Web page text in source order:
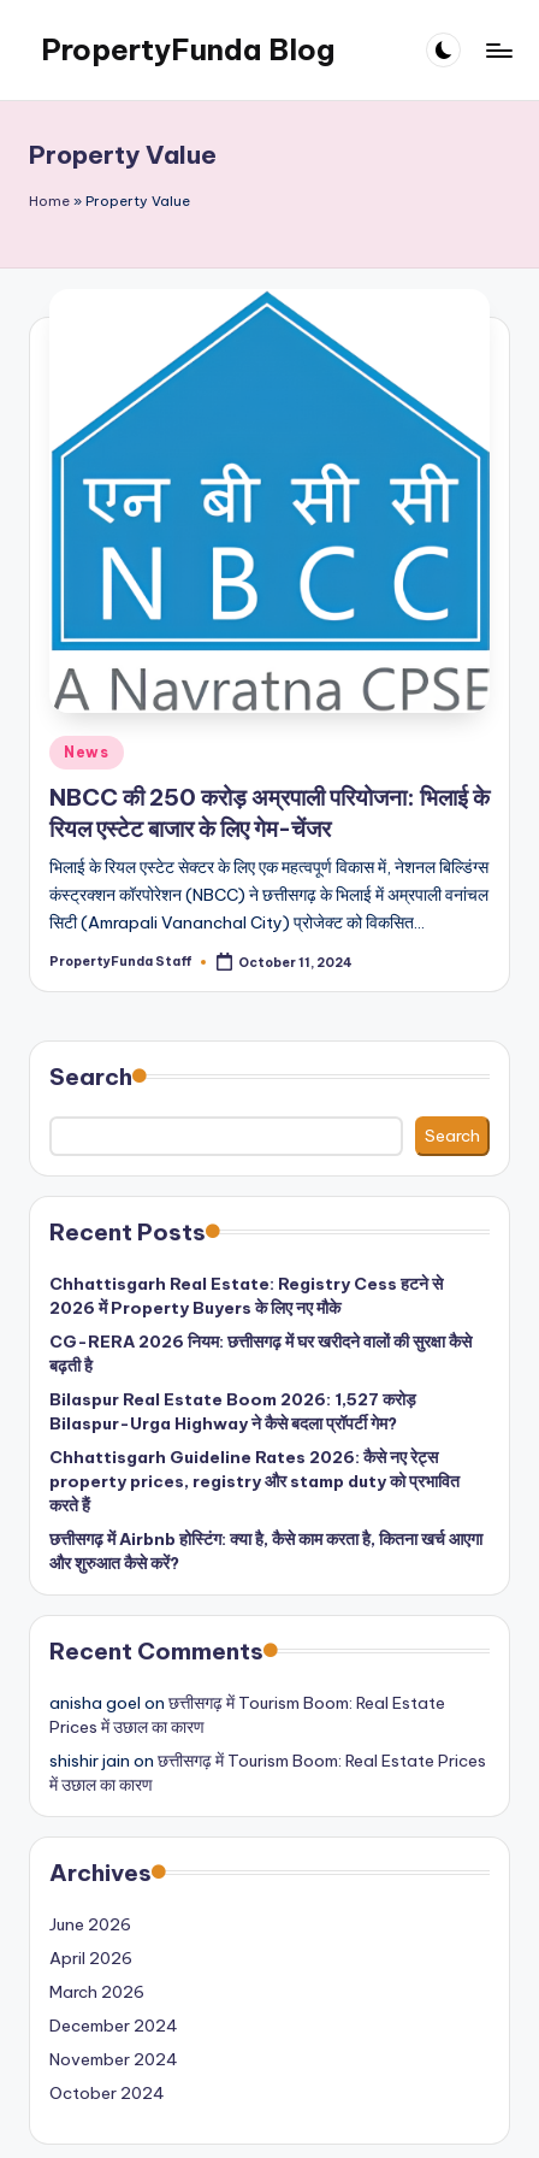
content
PropertyFunda Blog
Property
News
Property Value
Home » Property Value
Posted
in
News
NBCC की 250 करोड़ अम्रपाली परियोजना: भिलाई के
रियल एस्टेट बाजार के लिए गेम-चेंजर
भिलाई के रियल एस्टेट सेक्टर के लिए एक महत्वपूर्ण विकास में, नेशनल बिल्डिंग्स
कंस्ट्रक्शन कॉरपोरेशन (NBCC) ने छत्तीसगढ़ के भिलाई में अम्रपाली वनांचल
सिटी (Amrapali Vananchal City) प्रोजेक्ट को विकसित…
Posted
PropertyFunda Staff October 11, 2024
Search
Search
Recent Posts
Chhattisgarh Real Estate: Registry Cess हटने से
2026 में Property Buyers के लिए नए मौके
CG-RERA 2026 नियम: छत्तीसगढ़ में घर खरीदने वालों की सुरक्षा कैसे
बढ़ती है
Bilaspur Real Estate Boom 2026: 1,527 करोड़
Bilaspur-Urga Highway ने कैसे बदला प्रॉपर्टी गेम?
Chhattisgarh Guideline Rates 2026: कैसे नए रेट्स
property prices, registry और stamp duty को प्रभावित
करते हैं
छत्तीसगढ़ में Airbnb होस्टिंग: क्या है, कैसे काम करता है, कितना खर्च आएगा
और शुरुआत कैसे करें?
Recent Comments
anisha goel on छत्तीसगढ़ में Tourism Boom: Real Estate
Prices में उछाल का कारण
shishir jain on छत्तीसगढ़ में Tourism Boom: Real Estate Prices
में उछाल का कारण
Archives
June 2026
April 2026
March 2026
December 2024
November 2024
October 2024